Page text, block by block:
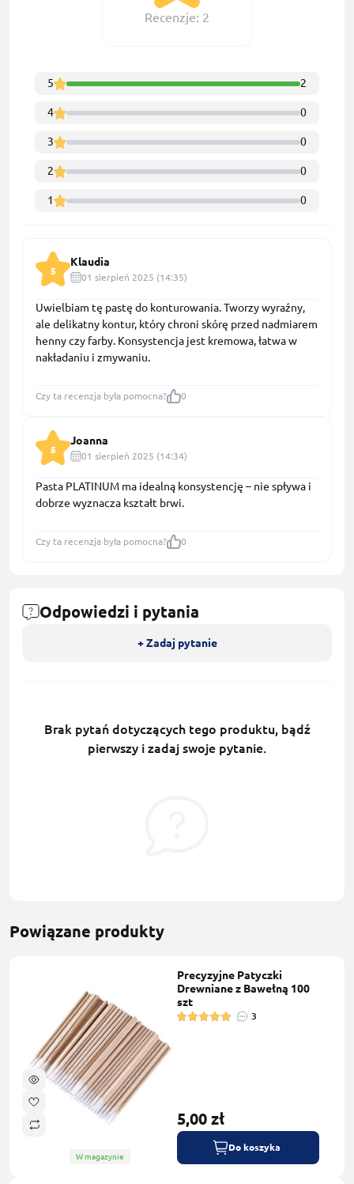
Recenzje: 2
5 2
4 0
3 0
2 0
1 0
5
Klaudia
01 sierpień 2025 (14:35)
Uwielbiam tę pastę do konturowania. Tworzy wyraźny,
ale delikatny kontur, który chroni skórę przed nadmiarem
henny czy farby. Konsystencja jest kremowa, łatwa w
nakładaniu i zmywaniu.
Czy ta recenzja była pomocna? 0
5
Joanna
01 sierpień 2025 (14:34)
Pasta PLATINUM ma idealną konsystencję – nie spływa i
dobrze wyznacza kształt brwi.
Czy ta recenzja była pomocna? 0
Odpowiedzi i pytania
+ Zadaj pytanie
Brak pytań dotyczących tego produktu, bądź
pierwszy i zadaj swoje pytanie.
Powiązane produkty
W magazynie
Precyzyjne Patyczki
Drewniane z Bawełną 100
szt
3
5,00 zł
Do koszyka